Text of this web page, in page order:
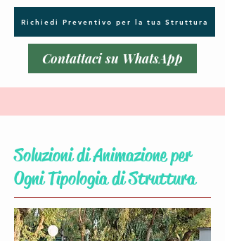
Richiedi Preventivo per la tua Struttura
Contattaci su WhatsApp
Soluzioni di Animazione per
Ogni Tipologia di Struttura​